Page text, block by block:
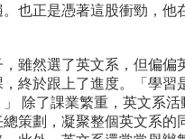
也正是憑著這股衝勁，他
雖然選了英文系，但偏偏
終於跟上了進度。「學習
除了課業繁重，英文系活
策劃，凝聚整個英文系的